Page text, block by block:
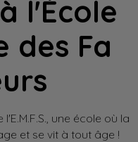
l'École
des Fa
une école où la
et se vit à tout âge !